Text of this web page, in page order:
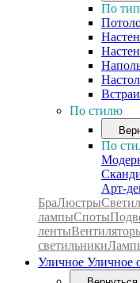
По
По стилю
По
Арт-
БраЛюстры
лампыСпоты
ленты
светильники
Уличное Уличное